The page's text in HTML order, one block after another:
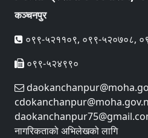
कञ्चनपुर
०९९-५२११०९, ०९९-५२०७०८,
०९९-५२४९९०
नागरिकताको अभिलेखको लागि